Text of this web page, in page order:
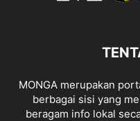
MONGA merupakan
berbagai sisi yang
beragam info lokal